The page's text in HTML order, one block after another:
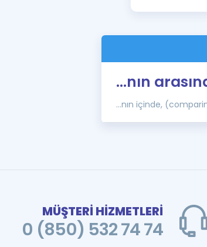
...nın
...nın içinde,
MÜŞTERİ HİZMETLERİ
0 (850) 532 74 74